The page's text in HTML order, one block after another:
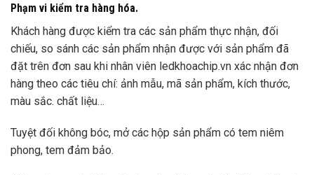
Phạm vi kiểm tra hàng hóa.
Khách hàng được kiểm tra các sản phẩm thực nhận, đối
chiếu, so sánh các sản phẩm nhận được với sản phẩm đã
đặt trên đơn sau khi nhân viên ledkhoachip.vn xác nhận đơn
hàng theo các tiêu chí: ảnh mẫu, mã sản phẩm, kích thước,
màu sắc. chất liệu…
Tuyệt đối không bóc, mở các hộp sản phẩm có tem niêm
phong, tem đảm bảo.